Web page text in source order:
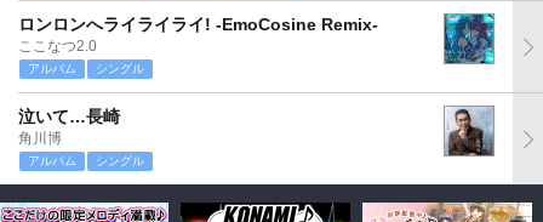
ロンロンへライライライ! -EmoCosine Remix-
ここなつ2.0
アルバム シングル
泣いて…長崎
角川博
アルバム シングル